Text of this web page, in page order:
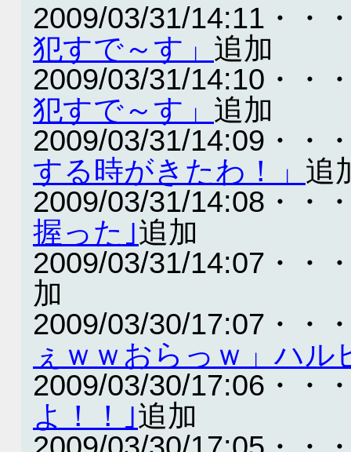
2009/03/31/14:11・・
犯すで～す」 追加
2009/03/31/14:10・・
犯すで～す」 追加
2009/03/31/14:09・・
する時がきたわ！」 追
2009/03/31/14:08・・
握った｣追加
2009/03/31/14:07・・
加
2009/03/30/17:07・・
ぇｗｗおらっｗ」ハ
2009/03/30/17:06・・
よ！！｣追加